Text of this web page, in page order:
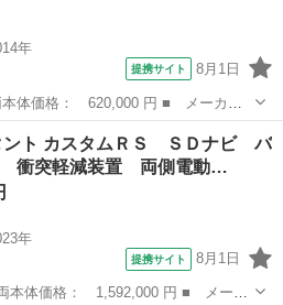
年
提携サイト 8月1日
ト ■ グレード名： カスタムＲ
メラ 衝突軽減装置 両側電動ド
ント カスタムＲＳ ＳＤナビ バ
衝突軽減装置 両側電動…
年
提携サイト 8月1日